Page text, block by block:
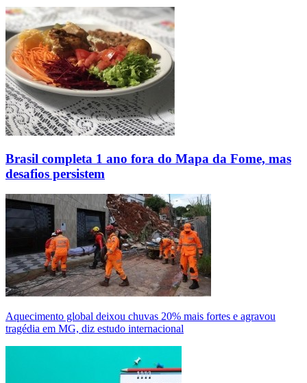
Brasil completa 1 ano fora do Mapa da Fome, mas
desafios persistem
Aquecimento global deixou chuvas 20% mais fortes e agravou
tragédia em MG, diz estudo internacional